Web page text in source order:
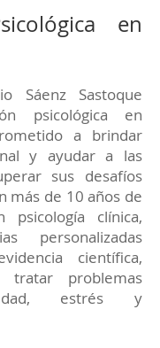
en
Sáenz Sastoque
psicológica en
a brindar
y ayudar a las
sus desafíos
más de 10 años de
psicología clínica,
personalizadas
científica,
tratar problemas
estrés y